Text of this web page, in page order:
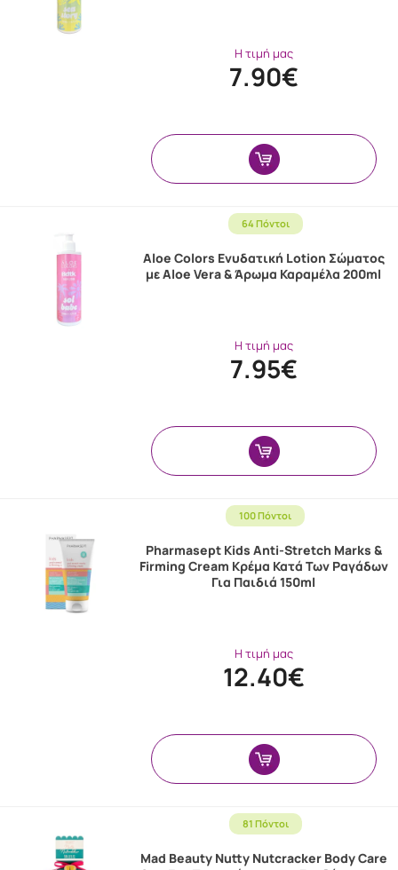
Η τιμή μας
7.90€
64 Πόντοι
Aloe Colors Ενυδατική Lotion Σώματος
με Aloe Vera & Άρωμα Καραμέλα 200ml
Η τιμή μας
7.95€
100 Πόντοι
Pharmasept Kids Anti-Stretch Marks &
Firming Cream Κρέμα Κατά Των Ραγάδων
Για Παιδιά 150ml
Η τιμή μας
12.40€
81 Πόντοι
Mad Beauty Nutty Nutcracker Body Care